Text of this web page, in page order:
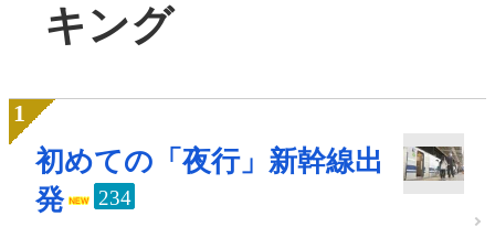
キング
初めての「夜行」新幹線出
発
234